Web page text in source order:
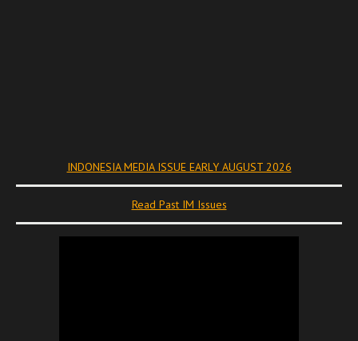
INDONESIA MEDIA ISSUE EARLY AUGUST 2026
Read Past IM Issues